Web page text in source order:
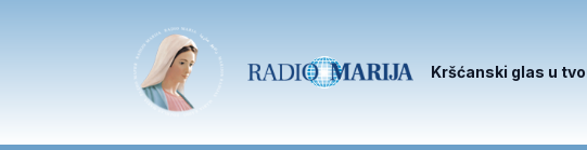
Kršćanski glas u